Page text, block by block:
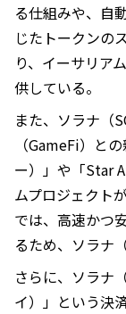
る仕組みや、自
じたトークンの
り、イーサリア
供している。
また、ソラナ（
（GameFi）と
ー）」や「Star
ムプロジェクト
では、高速かつ
るため、ソラナ
さらに、ソラナ
イ）」という決